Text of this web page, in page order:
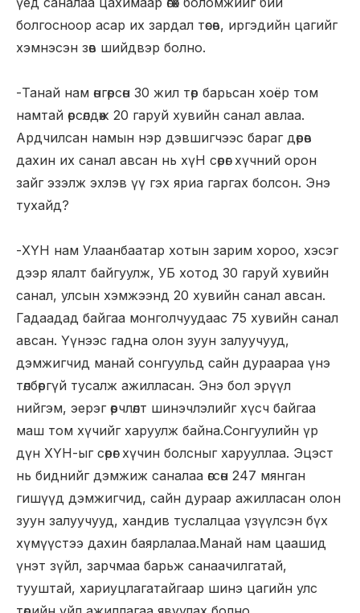
болгосноор асар их зардал төсөв, иргэдийн цагийг
хэмнэсэн зөв шийдвэр болно.
-Танай нам өнгөрсөн 30 жил төр барьсан хоёр том
намтай өрсөлдөж 20 гаруй хувийн санал авлаа.
Ардчилсан намын нэр дэвшигчээс бараг дөрөв
дахин их санал авсан нь хүН сөрөг хүчний орон
зайг эзэлж эхлэв үү гэх яриа гаргах болсон. Энэ
тухайд?
-ХҮН нам Улаанбаатар хотын зарим хороо, хэсэг
дээр ялалт байгуулж, УБ хотод 30 гаруй хувийн
санал, улсын хэмжээнд 20 хувийн санал авсан.
Гадаадад байгаа монголчуудаас 75 хувийн санал
авсан. Үүнээс гадна олон зуун залуучууд,
дэмжигчид манай сонгуульд сайн дураараа үнэ
төлбөргүй тусалж ажилласан. Энэ бол эрүүл
нийгэм, эерэг өөрчлөлт шинэчлэлийг хүсч байгаа
маш том хүчийг харуулж байна.Сонгуулийн үр
дүн ХҮН-ыг сөрөг хүчин болсныг харууллаа. Эцэст
нь биднийг дэмжиж саналаа өгсөн 247 мянган
гишүүд дэмжигчид, сайн дураар ажилласан олон
зуун залуучууд, хандив туслалцаа үзүүлсэн бүх
хүмүүстээ дахин баярлалаа.Манай нам цаашид
үнэт зүйл, зарчмаа барьж санаачилгатай,
тууштай, хариуцлагатайгаар шинэ цагийн улс